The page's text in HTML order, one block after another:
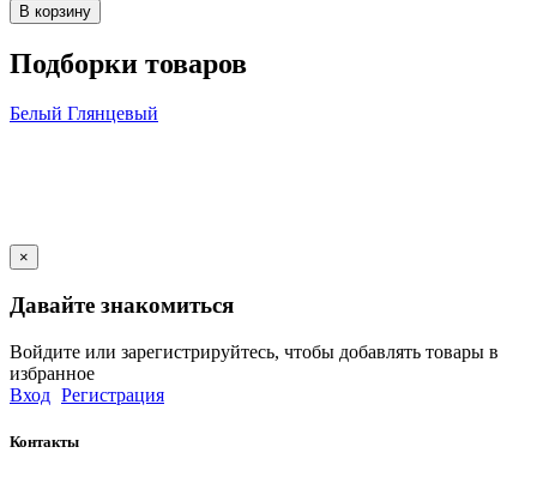
В корзину
Подборки товаров
Белый Глянцевый
×
Давайте знакомиться
Войдите или зарегистрируйтесь, чтобы добавлять товары в
избранное
Вход Регистрация
Контакты